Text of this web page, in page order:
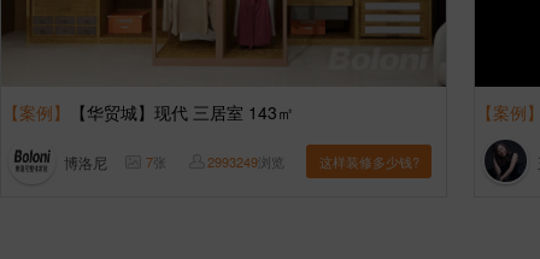
【案例】 【华贸城】现代 三居室 143㎡
博洛尼 7张 2993249浏览 这样装修多少钱?
【案例